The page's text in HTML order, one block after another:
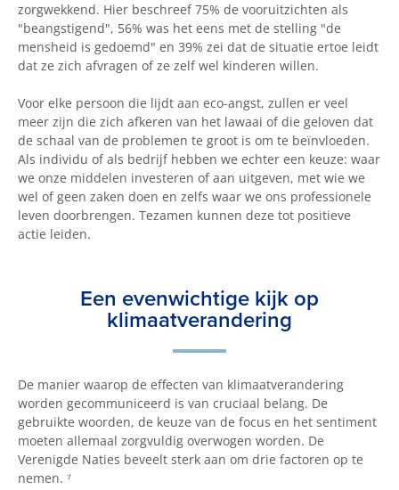
zorgwekkend. Hier beschreef 75% de vooruitzichten als
"beangstigend", 56% was het eens met de stelling "de
mensheid is gedoemd" en 39% zei dat de situatie ertoe leidt
dat ze zich afvragen of ze zelf wel kinderen willen.
Voor elke persoon die lijdt aan eco-angst, zullen er veel
meer zijn die zich afkeren van het lawaai of die geloven dat
de schaal van de problemen te groot is om te beïnvloeden.
Als individu of als bedrijf hebben we echter een keuze: waar
we onze middelen investeren of aan uitgeven, met wie we
wel of geen zaken doen en zelfs waar we ons professionele
leven doorbrengen. Tezamen kunnen deze tot positieve
actie leiden.
Een evenwichtige kijk op
klimaatverandering
De manier waarop de effecten van klimaatverandering
worden gecommuniceerd is van cruciaal belang. De
gebruikte woorden, de keuze van de focus en het sentiment
moeten allemaal zorgvuldig overwogen worden. De
Verenigde Naties beveelt sterk aan om drie factoren op te
nemen. ⁷